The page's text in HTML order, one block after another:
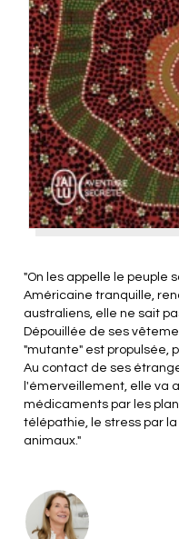
"On les appelle le peuple
Américaine tranquille,
australiens, elle ne sait
Dépouillée de ses
"mutante" est propulsée,
Au contact de ses
l'émerveillement, elle va
médicaments par les
télépathie, le stress par
animaux."